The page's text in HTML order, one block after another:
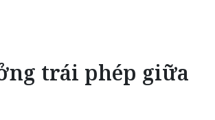
trái phép giữa